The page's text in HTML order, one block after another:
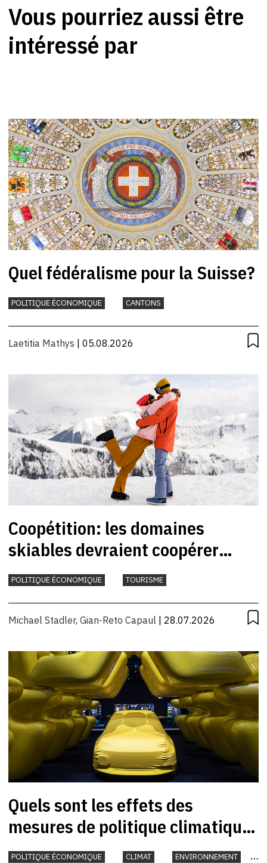
Vous pourriez aussi être
intéressé par
Quel fédéralisme pour la Suisse?
POLITIQUE ÉCONOMIQUE CANTONS
Laetitia Mathys | 05.08.2026
Coopétition: les domaines
skiables devraient coopérer
davantage
POLITIQUE ÉCONOMIQUE TOURISME
Michael Stadler, Gian-Reto Capaul | 28.07.2026
Quels sont les effets des
mesures de politique climatique
prises par la Suisse?
POLITIQUE ÉCONOMIQUE CLIMAT
ENVIRONNEMENT